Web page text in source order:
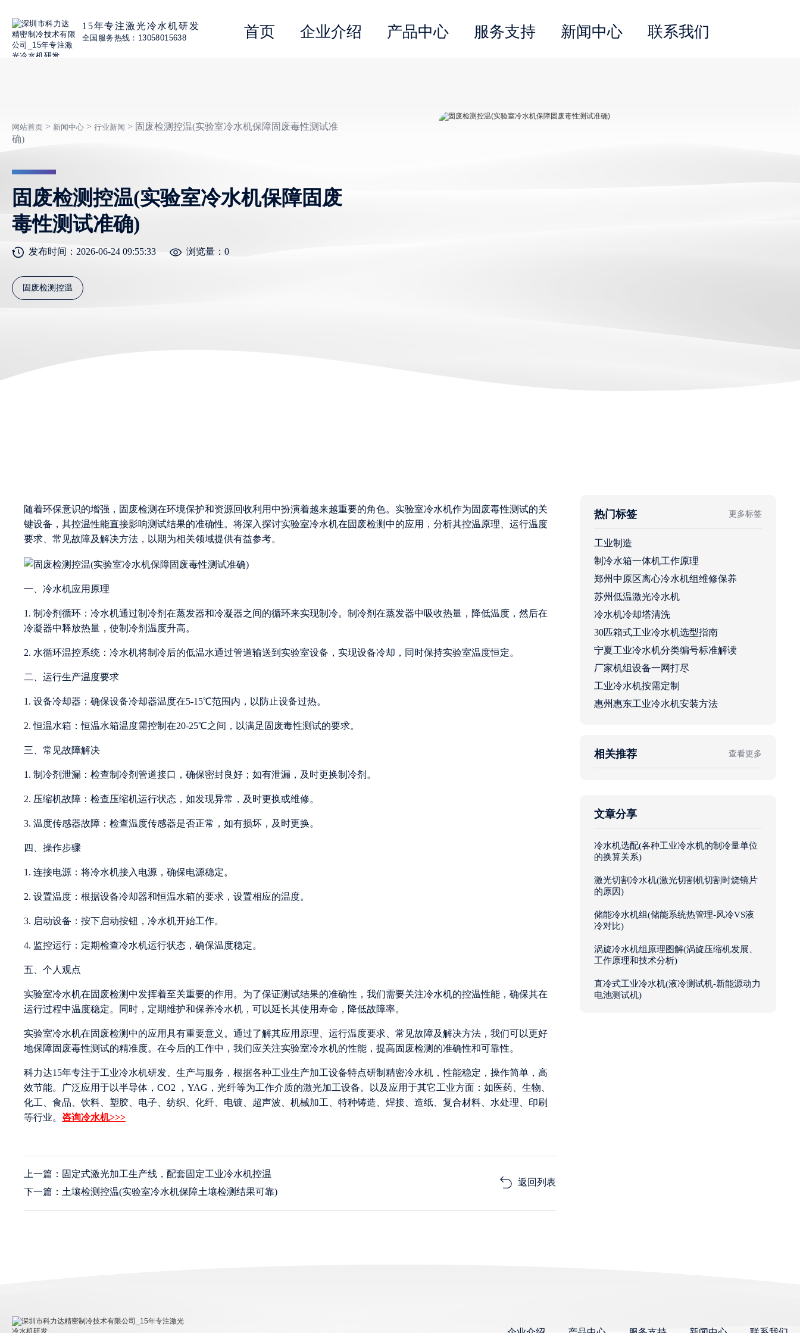
15年专注激光冷水机研发
全国服务热线：13058015638 首页 企业介绍 产品中心 服务支持 新闻中心 联系我们
网站首页 > 新闻中心 > 行业新闻 > 固废检测控温(实验室冷水机保障固废毒性测试准
确)
固废检测控温(实验室冷水机保障固废
毒性测试准确)
发布时间：2026-06-24 09:55:33 浏览量： 0
固废检测控温
随着环保意识的增强，固废检测在环境保护和资源回收利用中扮演着越来越重要的角色。实验室冷水机作为固废毒性测试的关
键设备，其控温性能直接影响测试结果的准确性。将深入探讨实验室冷水机在固废检测中的应用，分析其控温原理、运行温度
要求、常见故障及解决方法，以期为相关领域提供有益参考。
一、冷水机应用原理
1. 制冷剂循环：冷水机通过制冷剂在蒸发器和冷凝器之间的循环来实现制冷。制冷剂在蒸发器中吸收热量，降低温度，然后在
冷凝器中释放热量，使制冷剂温度升高。
2. 水循环温控系统：冷水机将制冷后的低温水通过管道输送到实验室设备，实现设备冷却，同时保持实验室温度恒定。
二、运行生产温度要求
1. 设备冷却器：确保设备冷却器温度在5-15℃范围内，以防止设备过热。
2. 恒温水箱：恒温水箱温度需控制在20-25℃之间，以满足固废毒性测试的要求。
三、常见故障解决
1. 制冷剂泄漏：检查制冷剂管道接口，确保密封良好；如有泄漏，及时更换制冷剂。
2. 压缩机故障：检查压缩机运行状态，如发现异常，及时更换或维修。
3. 温度传感器故障：检查温度传感器是否正常，如有损坏，及时更换。
四、操作步骤
1. 连接电源：将冷水机接入电源，确保电源稳定。
2. 设置温度：根据设备冷却器和恒温水箱的要求，设置相应的温度。
3. 启动设备：按下启动按钮，冷水机开始工作。
4. 监控运行：定期检查冷水机运行状态，确保温度稳定。
五、个人观点
实验室冷水机在固废检测中发挥着至关重要的作用。为了保证测试结果的准确性，我们需要关注冷水机的控温性能，确保其在
运行过程中温度稳定。同时，定期维护和保养冷水机，可以延长其使用寿命，降低故障率。
实验室冷水机在固废检测中的应用具有重要意义。通过了解其应用原理、运行温度要求、常见故障及解决方法，我们可以更好
地保障固废毒性测试的精准度。在今后的工作中，我们应关注实验室冷水机的性能，提高固废检测的准确性和可靠性。
科力达15年专注于工业冷水机研发、生产与服务，根据各种工业生产加工设备特点研制精密冷水机，性能稳定，操作简单，高
效节能。广泛应用于以半导体，CO2 ，YAG，光纤等为工作介质的激光加工设备。以及应用于其它工业方面：如医药、生物、
化工、食品、饮料、塑胶、电子、纺织、化纤、电镀、超声波、机械加工、特种铸造、焊接、造纸、复合材料、水处理、印刷
等行业。 咨询冷水机>>>
上一篇：固定式激光加工生产线，配套固定工业冷水机控温
下一篇：土壤检测控温(实验室冷水机保障土壤检测结果可靠)
返回列表
热门标签 更多标签
工业制造
制冷水箱一体机工作原理
郑州中原区离心冷水机组维修保养
苏州低温激光冷水机
冷水机冷却塔清洗
30匹箱式工业冷水机选型指南
宁夏工业冷水机分类编号标准解读
厂家机组设备一网打尽
工业冷水机按需定制
惠州惠东工业冷水机安装方法
相关推荐 查看更多
文章分享
冷水机选配(各种工业冷水机的制冷量单位
的换算关系)
激光切割冷水机(激光切割机切割时烧镜片
的原因)
储能冷水机组(储能系统热管理-风冷VS液
冷对比)
涡旋冷水机组原理图解(涡旋压缩机发展、
工作原理和技术分析)
直冷式工业冷水机(液冷测试机-新能源动力
电池测试机)